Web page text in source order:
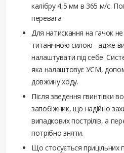
калібру 4,5 мм в 365 м/с.
перевага.
Для натискання на гачок
титанічною силою - адже
налаштувати під себе.
яка налаштовує УСМ,
довжину ходу.
Після зведення гвинтівки
запобіжник, що надійно
випадкових пострілів, а
потрібно зняти.
Що стосується прицільних